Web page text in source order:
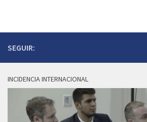
SEGUIR:
INCIDENCIA INTERNACIONAL